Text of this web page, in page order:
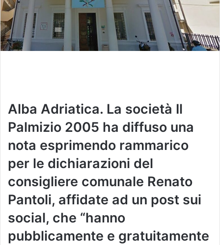
Alba Adriatica. La società Il
Palmizio 2005 ha diffuso una
nota esprimendo rammarico
per le dichiarazioni del
consigliere comunale Renato
Pantoli, affidate ad un post sui
social, che “hanno
pubblicamente e gratuitamente